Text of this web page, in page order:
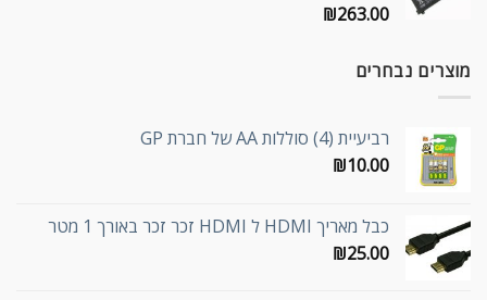
₪263.00
מוצרים נבחרים
רביעיית (4) סוללות AA של חברת GP
₪10.00
כבל מאריך HDMI ל HDMI זכר זכר באורך 1 מטר
₪25.00